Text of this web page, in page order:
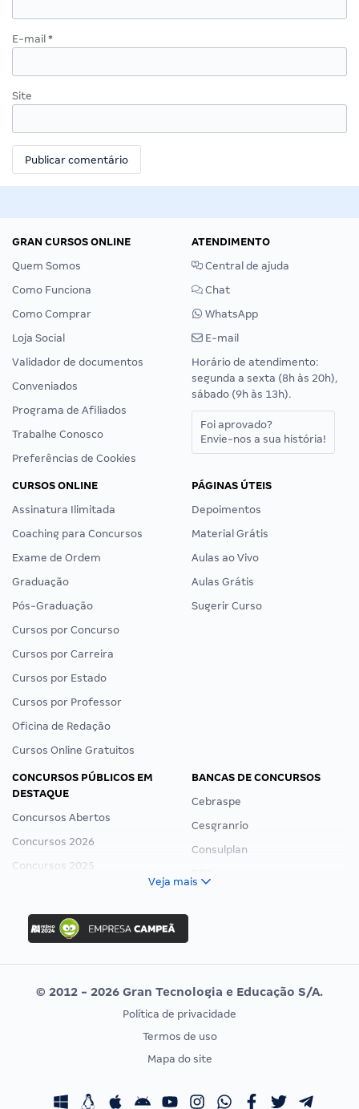
E-mail *
Site
GRAN CURSOS ONLINE
Quem Somos
Como Funciona
Como Comprar
Loja Social
Validador de documentos
Conveniados
Programa de Afiliados
Trabalhe Conosco
Preferências de Cookies
ATENDIMENTO
Central de ajuda
Chat
WhatsApp
E-mail
Horário de atendimento:
segunda a sexta (8h às 20h),
sábado (9h às 13h).
Foi aprovado?
Envie-nos a sua história!
CURSOS ONLINE
Assinatura Ilimitada
Coaching para Concursos
Exame de Ordem
Graduação
Pós-Graduação
Cursos por Concurso
Cursos por Carreira
Cursos por Estado
Cursos por Professor
Oficina de Redação
Cursos Online Gratuitos
PÁGINAS ÚTEIS
Depoimentos
Material Grátis
Aulas ao Vivo
Aulas Grátis
Sugerir Curso
CONCURSOS PÚBLICOS EM
DESTAQUE
Concursos Abertos
Concursos 2026
Concursos 2025
Concurso Ibama
Concurso MPU
Editais publicados
BANCAS DE CONCURSOS
Cebraspe
Cesgranrio
Consulplan
Vunesp
CONCURSOS POR PROFISSÃO
Concursos Fiscais
EXAME DE ORDEM
Calendário OAB
Veja mais
© 2012 - 2026 Gran Tecnologia e Educação S/A.
Política de privacidade
Termos de uso
Mapa do site